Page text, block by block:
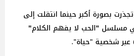
بصورة أكبر حينما انتقلت إلى
في مسلسل "الحب لا يفهم الكلام"
عبر شخصية "حياة".